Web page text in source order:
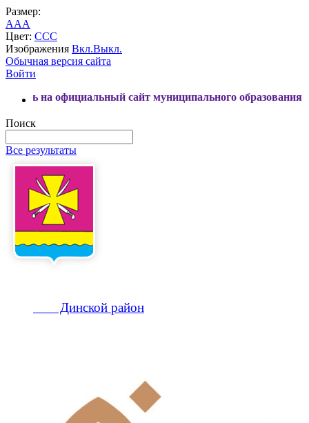
Размер:
AAA
Цвет: CCC
Изображения Вкл.Выкл.
Обычная версия сайта
Войти
сайт муниципального образования Динской
Поиск
Все результаты
Динской район